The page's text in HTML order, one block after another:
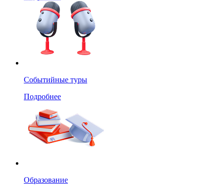
Событийные туры
Подробнее
Образование